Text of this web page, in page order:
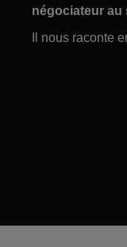
négociateur au
Il nous raconte